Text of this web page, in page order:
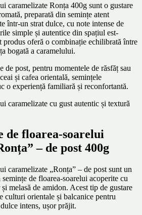
caramelizate Ronța 400g sunt o gustare
preparată din semințe atent
într-un strat dulce, cu note intense de
simple și autentice din spațiul est-
produs oferă o combinație echilibrată între
bogată a caramelului.
de post, pentru momentele de răsfăț sau
și cafea orientală, semințele
o experiență familiară și reconfortantă.
caramelizate cu gust autentic și textură
de floarea-soarelui
– de post 400g
caramelizate „Ronța” – de post sunt un
de floarea-soarelui acoperite cu
melasă de amidon. Acest tip de gustare
culturi orientale și balcanice pentru
intens, ușor prăjit.